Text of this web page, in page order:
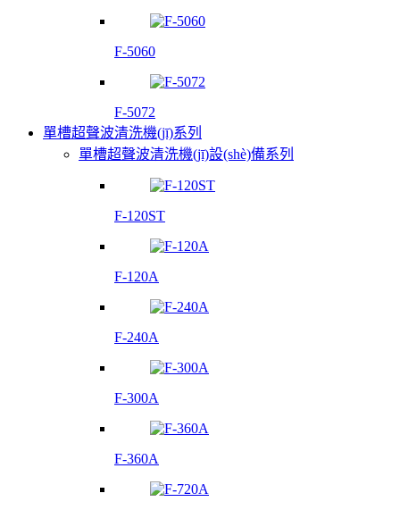
F-5060
F-5072
單槽超聲波清洗機(jī)系列
單槽超聲波清洗機(jī)設(shè)備系列
F-120ST
F-120A
F-240A
F-300A
F-360A